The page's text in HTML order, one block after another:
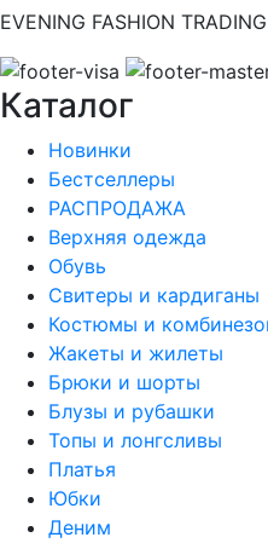
EVENING FASHION
Каталог
Новинки
Бестселлеры
РАСПРОДАЖА
Верхняя одежда
Обувь
Свитеры и кардиганы
Костюмы и
Жакеты и жилеты
Брюки и шорты
Блузы и рубашки
Топы и лонгсливы
Платья
Юбки
Деним